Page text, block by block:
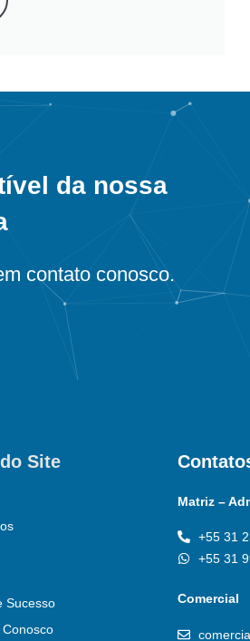
da nossa
contato conosco.
Site
Sucesso
Matriz –
+55 31
+55 31
Comercial